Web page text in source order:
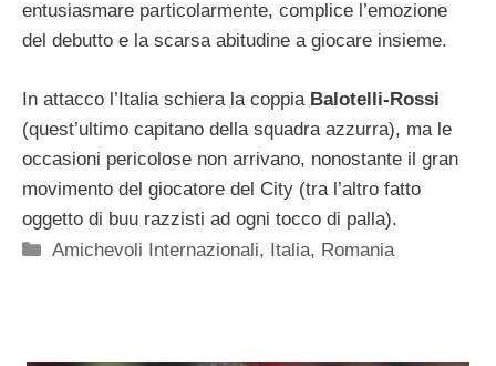
entusiasmare particolarmente, complice l’emozione
del debutto e la scarsa abitudine a giocare insieme.
In attacco l’Italia schiera la coppiaBalotelli-Rossi
(quest’ultimo capitano della squadra azzurra), ma le
occasioni pericolose non arrivano, nonostante il gran
movimento del giocatore del City (tra l’altro fatto
oggetto di buu razzisti ad ogni tocco di palla).
Categorie
Amichevoli Internazionali, Italia, Romania